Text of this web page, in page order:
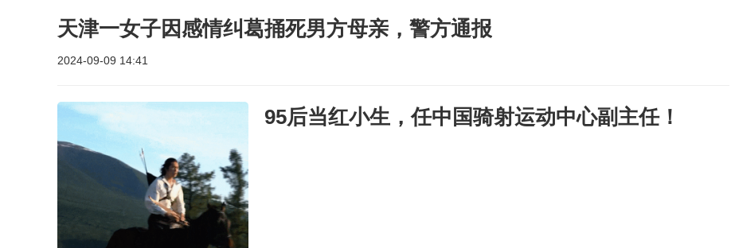
天津一女子因感情纠葛捅死男方母亲，警方通报
2024-09-09 14:41
95后当红小生，任中国骑射运动中心副主任！